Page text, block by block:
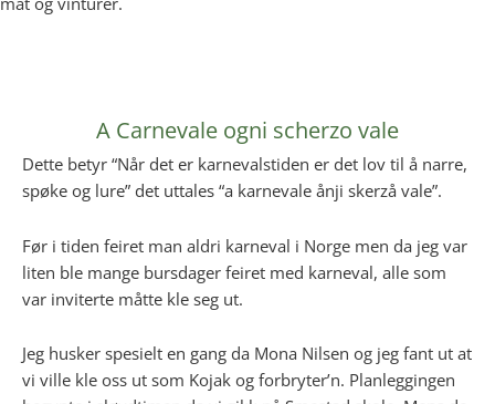
A Carnevale ogni scherzo vale
Dette betyr “Når det er karnevalstiden er det lov til å narre,
spøke og lure” det uttales “a karnevale ånji skerzå vale”.
Før i tiden feiret man aldri karneval i Norge men da jeg var
liten ble mange bursdager feiret med karneval, alle som
var inviterte måtte kle seg ut.
Jeg husker spesielt en gang da Mona Nilsen og jeg fant ut at
vi ville kle oss ut som Kojak og forbryter’n. Planleggingen